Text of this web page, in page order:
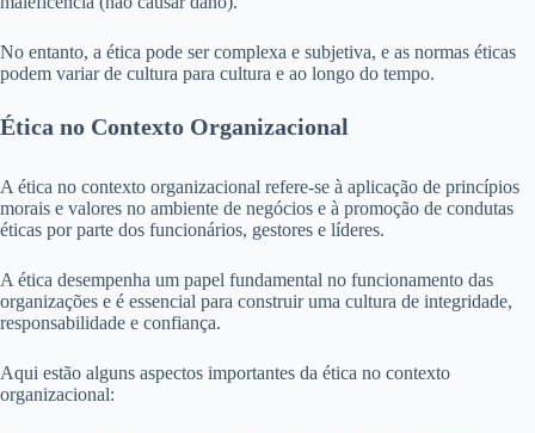
No entanto, a ética pode ser complexa e subjetiva, e as normas éticas
podem variar de cultura para cultura e ao longo do tempo.
Ética no Contexto Organizacional
A ética no contexto organizacional refere-se à aplicação de princípios
morais e valores no ambiente de negócios e à promoção de condutas
éticas por parte dos funcionários, gestores e líderes.
A ética desempenha um papel fundamental no funcionamento das
organizações e é essencial para construir uma cultura de integridade,
responsabilidade e confiança.
Aqui estão alguns aspectos importantes da ética no contexto
organizacional: